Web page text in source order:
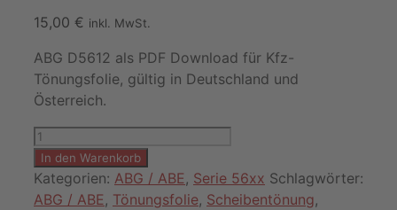
15,00 € inkl. MwSt.
ABG D5612 als PDF Download für Kfz-
Tönungsfolie, gültig in Deutschland und
Österreich.
ABG
D5612
Menge
In den Warenkorb
Kategorien: ABG / ABE , Serie 56xx Schlagwörter:
ABG / ABE , Tönungsfolie, Scheibentönung,